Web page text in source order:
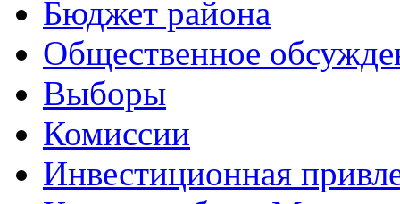
Бюджет района
Общественное
Выборы
Комиссии
Инвестиционная